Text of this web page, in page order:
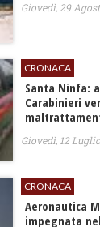
Giovedì, 29
CRONACA
Santa Ninfa:
Carabinieri
Giovedì, 12
CRONACA
Aeronautica
impegnata